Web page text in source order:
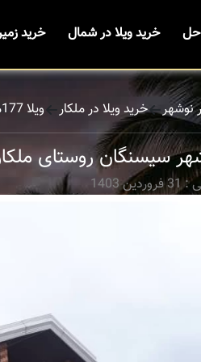
خرید ویلا در شمال خرید
نوشهر خرید ویلا در ملکار ویلا 177متری در نوشهر سیسنگان روستای ملکار
1403